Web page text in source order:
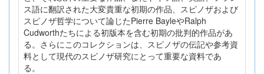
ス語に翻訳された大変貴重な初期の作品、スピノザおよび
スピノザ哲学について論じたPierre BayleやRalph
Cudworthたちによる初版本を含む初期の批判的作品があ
る。さらにこのコレクションは、スピノザの伝記や参考資
料として現代のスピノザ研究にとって重要な資料であ
る。